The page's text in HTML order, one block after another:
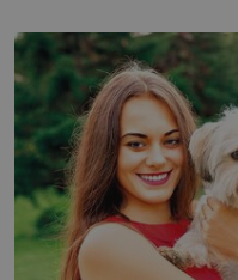
měkkost a bezpečí,
především klidně a